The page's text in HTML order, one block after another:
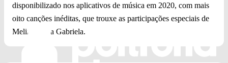
disponibilizado nos aplicativos de música em 2020, com mais
oito canções inéditas, que trouxe as participações especiais de
Melim e Ana Gabriela.